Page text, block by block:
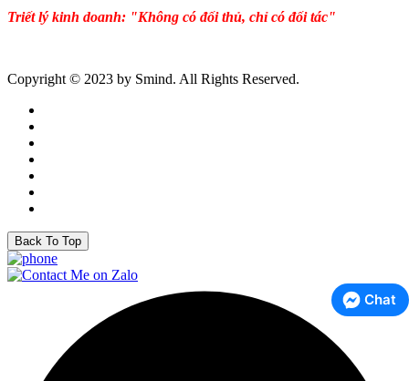
Triết lý kinh doanh: "Không có đối thủ, chỉ có đối tác"
Copyright © 2023 by Smind. All Rights Reserved.
Back To Top
Chat